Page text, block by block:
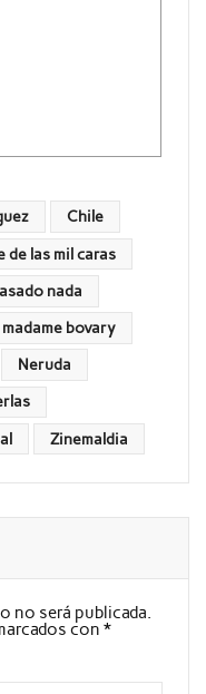
Chile
de las mil caras
nada
bovary
Neruda
Zinemaldia
no será publicada.
con *